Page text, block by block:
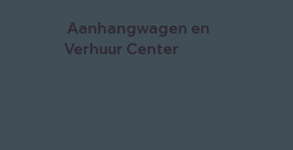
Aanhangwagen en
Verhuur Center